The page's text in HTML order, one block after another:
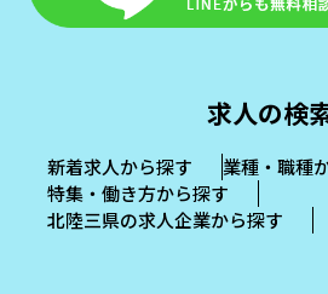
求人の検
新着求人から探す
業種・職種
特集・働き方から探す
北陸三県の求人企業から探す